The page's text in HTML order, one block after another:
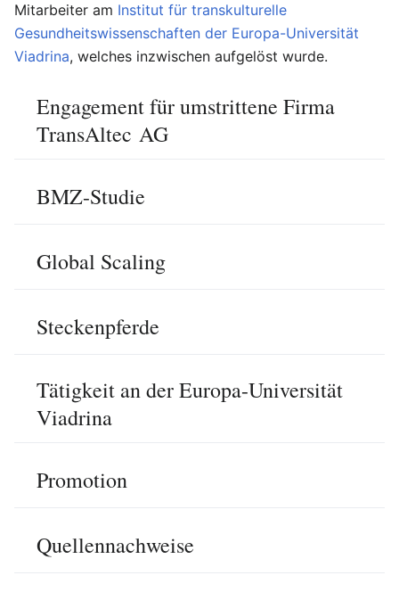
Mitarbeiter am Institut für transkulturelle
Gesundheitswissenschaften der Europa-Universität
Viadrina, welches inzwischen aufgelöst wurde.
Engagement für umstrittene Firma
TransAltec AG
BMZ-Studie
Global Scaling
Steckenpferde
Tätigkeit an der Europa-Universität
Viadrina
Promotion
Quellennachweise